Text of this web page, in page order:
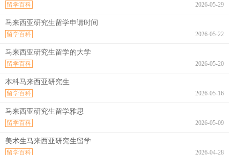
2026-05-29
留学百科
马来西亚研究生留学申请时间
2026-05-22
留学百科
马来西亚研究生留学的大学
2026-05-20
留学百科
本科马来西亚研究生
2026-05-16
留学百科
马来西亚研究生留学雅思
2026-05-09
留学百科
美术生马来西亚研究生留学
2026-04-28
留学百科